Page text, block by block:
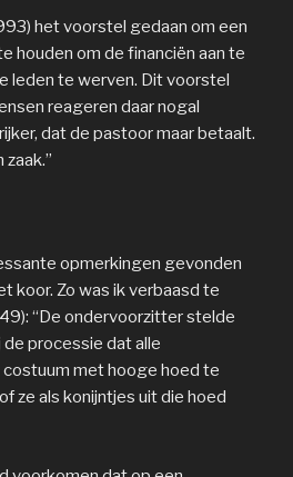
het voorstel gedaan om een
houden om de financiën aan te
leden te werven. Dit voorstel
reageren daar nogal
dat de pastoor maar betaalt.
opmerkingen gevonden
koor. Zo was ik verbaasd te
“De ondervoorzitter stelde
processie dat alle
met hooge hoed te
ze als konijntjes uit die hoed